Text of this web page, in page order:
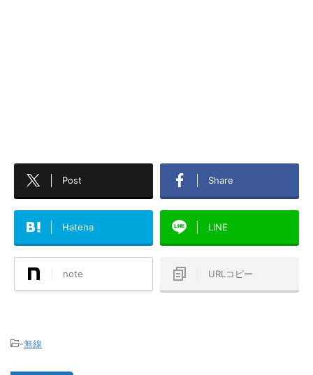
Post Share
Hatena LINE
note URLコピー
-無線